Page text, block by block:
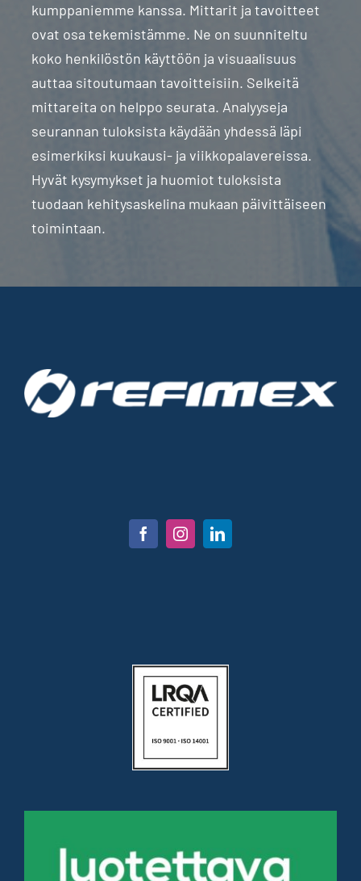
kumppaniemme kanssa. Mittarit ja tavoitteet
ovat osa tekemistämme. Ne on suunniteltu
koko henkilöstön käyttöön ja visuaalisuus
auttaa sitoutumaan tavoitteisiin. Selkeitä
mittareita on helppo seurata. Analyyseja
seurannan tuloksista käydään yhdessä läpi
esimerkiksi kuukausi- ja viikkopalavereissa.
Hyvät kysymykset ja huomiot tuloksista
tuodaan kehitysaskelina mukaan päivittäiseen
toimintaan.